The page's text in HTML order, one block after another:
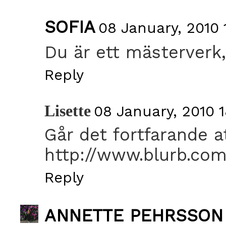
SOFIA 08 January, 2010
Du är ett
Reply
Lisette 08 January, 2010
Går det fortfarande
http://
Reply
ANNETTE PEHRSSON